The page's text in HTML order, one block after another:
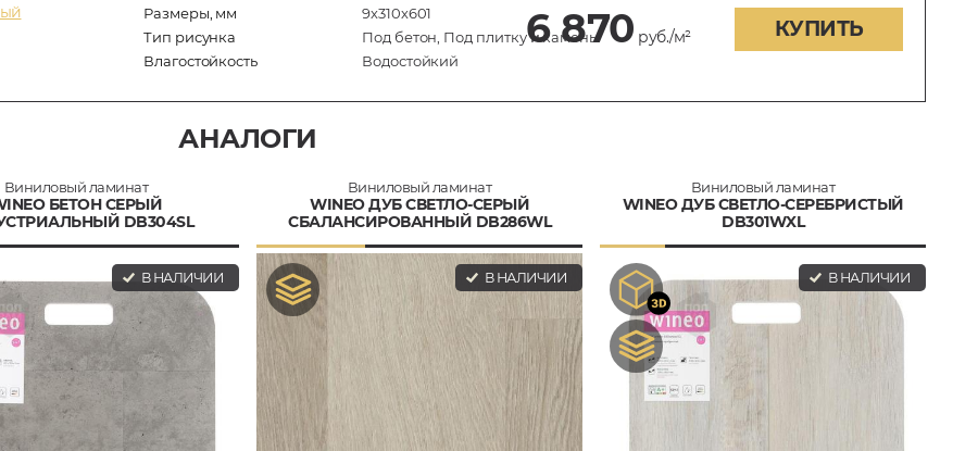
Размеры, мм
9х310х601
Тип рисунка
Под бетон, Под плитку и камень
Влагостойкость
Водостойкий
6 870 руб./м² КУПИТЬ
АНАЛОГИ
Виниловый ламинат
БЕТОН СЕРЫЙ
DB304SL
В НАЛИЧИИ
Виниловый ламинат
WINEO ДУБ СВЕТЛО-СЕРЫЙ
СБАЛАНСИРОВАННЫЙ DB286WL
В НАЛИЧИИ
Виниловый ламинат
WINEO ДУБ СВЕТЛО-СЕРЕБРИСТЫЙ
DB301WXL
В НАЛИЧИИ